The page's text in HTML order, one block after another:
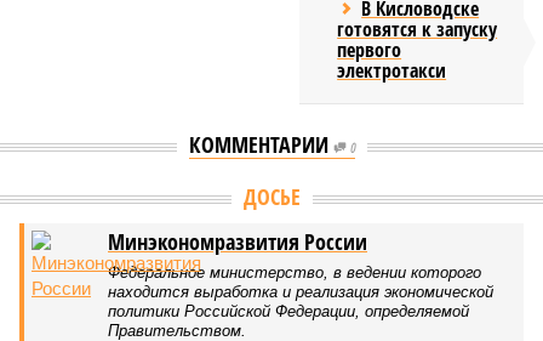
В Кисловодске
готовятся к запуску
первого
электротакси
КОММЕНТАРИИ 0
ДОСЬЕ
Минэкономразвития России
Федеральное министерство, в ведении которого
находится выработка и реализация экономической
политики Российской Федерации, определяемой
Правительством.